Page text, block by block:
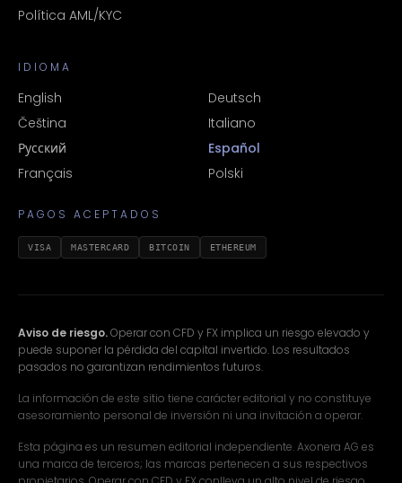
Política AML/KYC
IDIOMA
English
Deutsch
Čeština
Italiano
Русский
Español
Français
Polski
PAGOS ACEPTADOS
VISA MASTERCARD BITCOIN ETHEREUM
Aviso de riesgo.Operar con CFD y FX implica un riesgo elevado y
puede suponer la pérdida del capital invertido. Los resultados
pasados no garantizan rendimientos futuros.
La información de este sitio tiene carácter editorial y no constituye
asesoramiento personal de inversión ni una invitación a operar.
Esta página es un resumen editorial independiente. Axonera AG es
una marca de terceros; las marcas pertenecen a sus respectivos